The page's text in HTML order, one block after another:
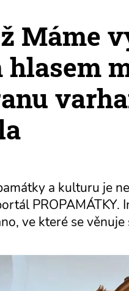
Máme
hlasem
a kulturu je
ve které se